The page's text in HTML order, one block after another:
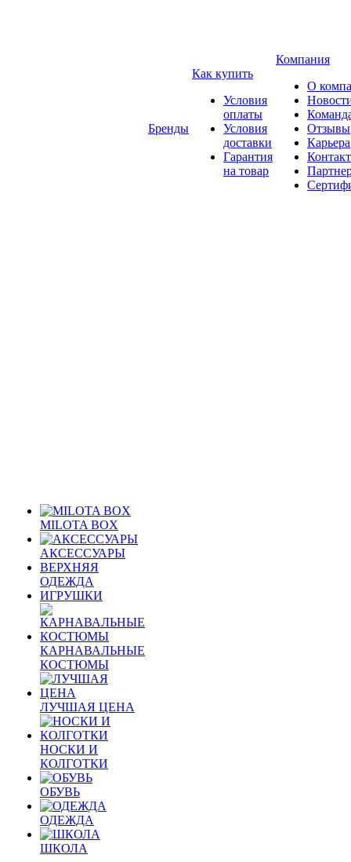
MILOTA BOX
АКСЕССУАРЫ
ВЕРХНЯЯ
ОДЕЖДА
ИГРУШКИ
КАРНАВАЛЬНЫЕ
КОСТЮМЫ
ЛУЧШАЯ ЦЕНА
НОСКИ И
КОЛГОТКИ
ОБУВЬ
ОДЕЖДА
ШКОЛА
Бренды
Как купить
Условия
оплаты
Условия
доставки
Гарантия
на товар
Компания
О
Отзывы
Карьера